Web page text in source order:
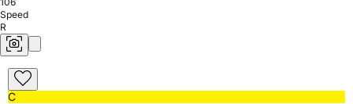
Speed
R
C